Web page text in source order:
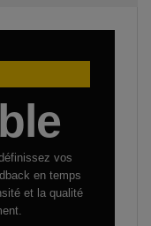
vos
en temps
et la qualité